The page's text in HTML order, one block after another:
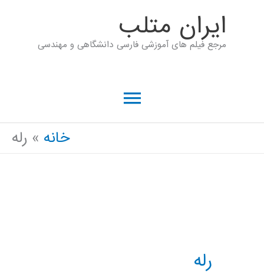
ايران متلب
مرجع فیلم های آموزشی فارسی دانشگاهی و مهندسی
فهرست
خانه رله
رله